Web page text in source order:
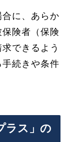
に、あらか
険者（保険
できるよう
続きや条件
ラス」の